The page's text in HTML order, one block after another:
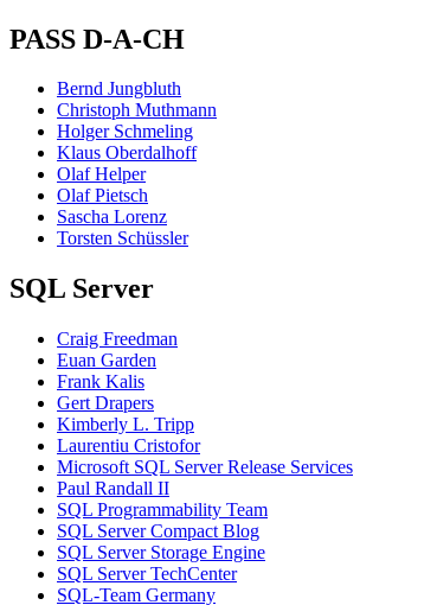
PASS D-A-CH
Bernd Jungbluth
Christoph Muthmann
Holger Schmeling
Klaus Oberdalhoff
Olaf Helper
Olaf Pietsch
Sascha Lorenz
Torsten Schüssler
SQL Server
Craig Freedman
Euan Garden
Frank Kalis
Gert Drapers
Kimberly L. Tripp
Laurentiu Cristofor
Microsoft SQL Server Release Services
Paul Randall II
SQL Programmability Team
SQL Server Compact Blog
SQL Server Storage Engine
SQL Server TechCenter
SQL-Team Germany